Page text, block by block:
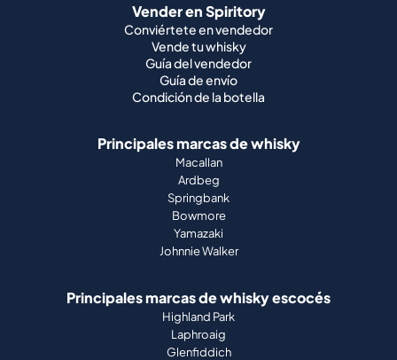
Vender en Spiritory
Conviértete en vendedor
Vende tu whisky
Guía del vendedor
Guía de envío
Condición de la botella
Principales marcas de whisky
Macallan
Ardbeg
Springbank
Bowmore
Yamazaki
Johnnie Walker
Principales marcas de whisky escocés
Highland Park
Laphroaig
Glenfiddich